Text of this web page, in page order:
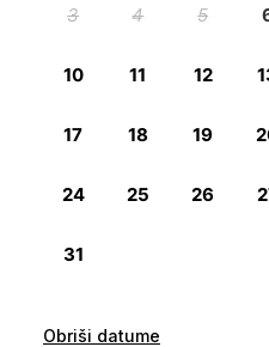
Obriši datume